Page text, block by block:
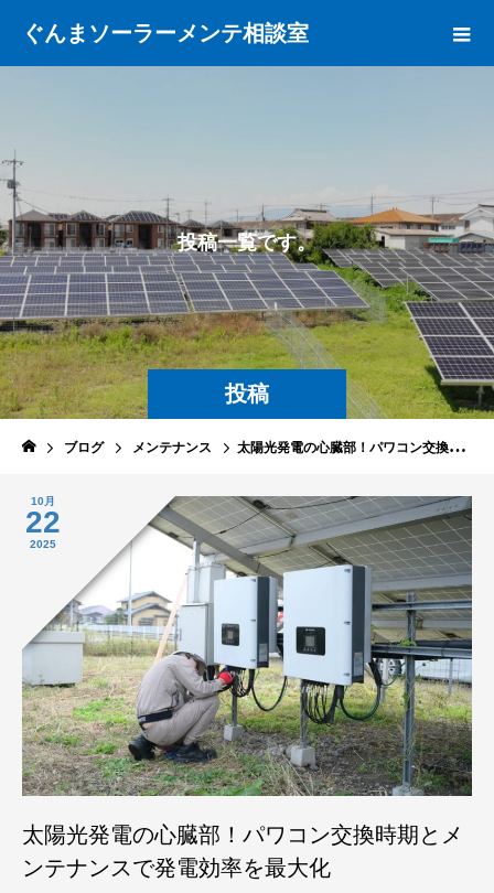
ぐんまソーラーメンテ相談室
投稿
投稿一覧です。
ブログ メンテナンス 太陽光発電の心臓部！パワコン交換時期とメンテナンスで発電効率を最大化
10月
22
2025
太陽光発電の心臓部！パワコン交換時期とメ
ンテナンスで発電効率を最大化